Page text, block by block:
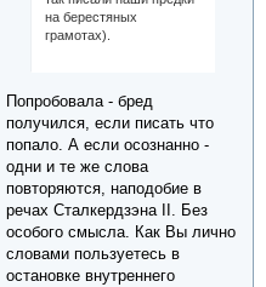
на берестяных
грамотах).
Попробовала - бред
получился, если писать что
попало. А если осознанно -
одни и те же слова
повторяются, наподобие в
речах Сталкердзэна II. Без
особого смысла. Как Вы лично
словами пользуетесь в
остановке внутреннего